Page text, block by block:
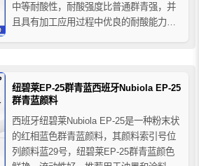
中等耐酸性，耐酸强度比普通群青强，并
且具有加工应用过程中优良的耐酸能力、
纽碧莱EP-25群青蓝西班牙Nubiola EP-25
群青蓝颜料
西班牙纽碧莱Nubiola EP-25是一种粉末状
的红相蓝色群青蓝颜料，其颜料索引号位
列颜料蓝29号，纽碧莱EP-25群青蓝颜色